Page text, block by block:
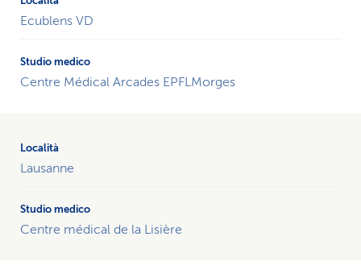
Ecublens VD
Centre Médical Arcades EPFLMorges
Lausanne
Centre médical de la Lisière